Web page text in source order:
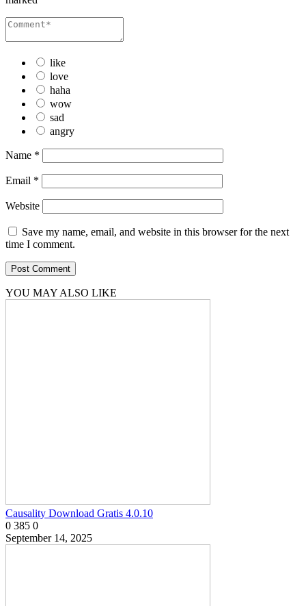
like
love
haha
wow
sad
angry
Name *
Email *
Website
Save my name, email, and website in this browser for the next
time I comment.
YOU MAY ALSO LIKE
Causality Download Gratis 4.0.10
0 385 0
September 14, 2025